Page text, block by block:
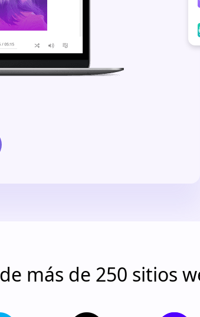
más de 250 sitios